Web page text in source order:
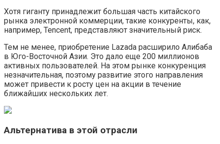
Хотя гиганту принадлежит большая часть китайского
рынка электронной коммерции, такие конкуренты, как,
например, Tencent, представляют значительный риск.
Тем не менее, приобретение Lazada расширило Алибаба
в Юго-Восточной Азии. Это дало еще 200 миллионов
активных пользователей. На этом рынке конкуренция
незначительная, поэтому развитие этого направления
может привести к росту цен на акции в течение
ближайших нескольких лет.
Альтернатива в этой отрасли